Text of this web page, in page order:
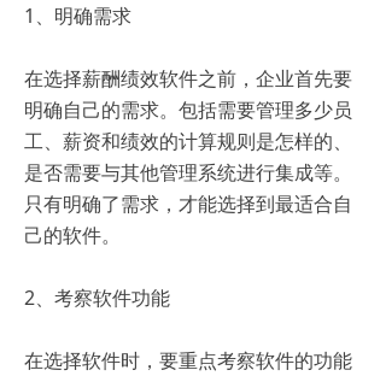
1、明确需求
在选择薪酬绩效软件之前，企业首先要
明确自己的需求。包括需要管理多少员
工、薪资和绩效的计算规则是怎样的、
是否需要与其他管理系统进行集成等。
只有明确了需求，才能选择到最适合自
己的软件。
2、考察软件功能
在选择软件时，要重点考察软件的功能